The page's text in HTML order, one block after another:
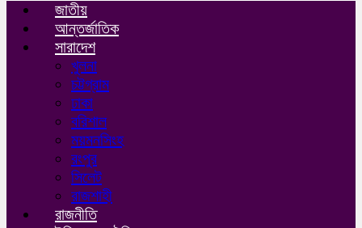
জাতীয়
আন্তর্জাতিক
সারাদেশ
খুলনা
চট্টগ্রাম
ঢাকা
বরিশাল
ময়মনসিংহ
রংপুর
সিলেট
রাজশাহী
রাজনীতি